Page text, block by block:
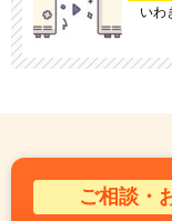
いわ
ご相談・